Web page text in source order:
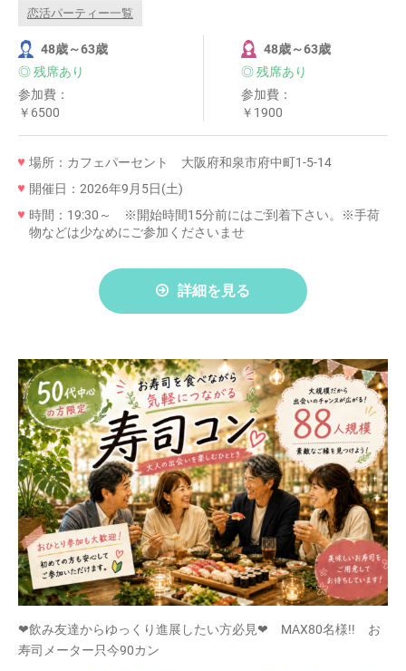
恋活パーティー一覧
48歳～63歳
◎ 残席あり
参加費：
￥6500
48歳～63歳
◎ 残席あり
参加費：
￥1900
場所：カフェパーセント 大阪府和泉市府中町1-5-14
開催日：2026年9月5日(土)
時間：19:30～ ※開始時間15分前にはご到着下さい。※手荷
物などは少なめにご参加くださいませ
詳細を見る
❤飲み友達からゆっくり進展したい方必見❤ MAX80名様!! お
寿司メーター只今90カン